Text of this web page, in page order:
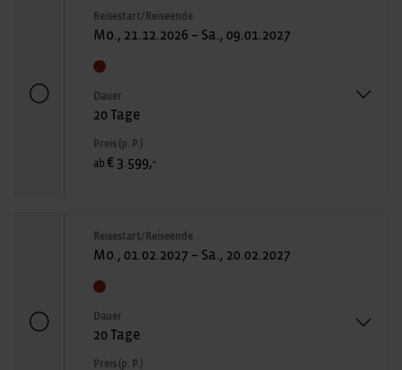
Reisestart/Reiseende
Mo., 21.12.2026 – Sa., 09.01.2027
Dauer
20 Tage
Preis (p. P.)
ab € 3.599,-
Reisestart/Reiseende
Mo., 01.02.2027 – Sa., 20.02.2027
Dauer
20 Tage
Preis (p. P.)